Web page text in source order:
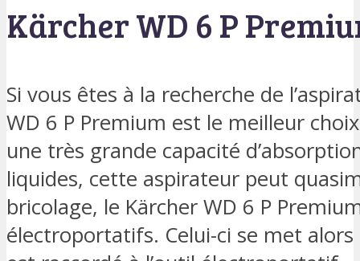
Kärcher WD 6 P
Si vous êtes à la recherche de
WD 6 P Premium est le meilleur
une très grande capacité
liquides, cette aspirateur peut
bricolage, le Kärcher WD 6 P
électroportatifs. Celui-ci se met